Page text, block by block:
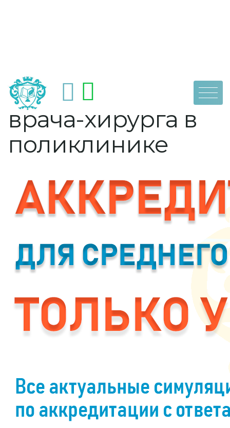
Skip
content
dpoaps
Обязанности
врача-хирурга в
поликлинике